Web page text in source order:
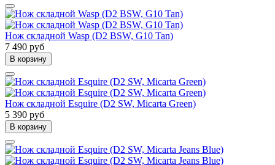
Нож складной Wasp (D2 BSW, G10 Tan)
7 490 руб
В корзину
Нож складной Esquire (D2 SW, Micarta Green)
5 390 руб
В корзину